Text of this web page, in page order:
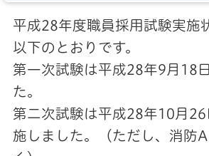
平成28年度職員採用試験実施
以下のとおりです。
第一次試験は平成28年9月18
た。
第二次試験は平成28年10月
施しました。（ただし、消防